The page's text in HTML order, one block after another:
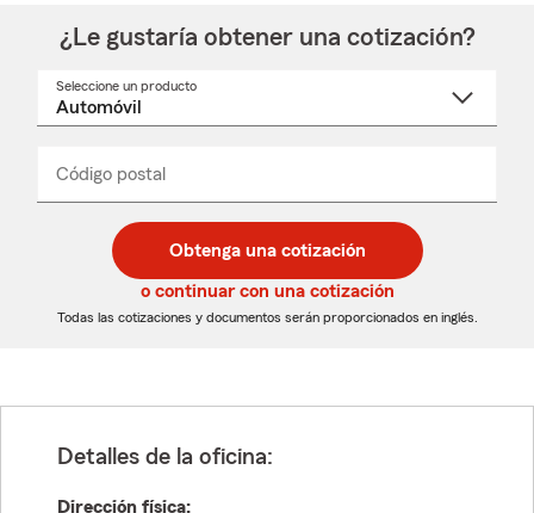
¿Le gustaría obtener una cotización?
Seleccione un producto
desplegable
Código postal
de
5
dígitos
de
5
dígitos
_____
Obtenga una cotización
o continuar con una cotización
Todas las cotizaciones y documentos serán proporcionados en inglés.
Detalles de la oficina:
Dirección física: